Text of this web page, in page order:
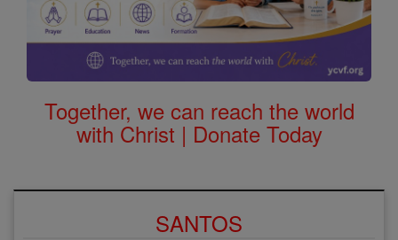
Together, we can reach the world
with Christ | Donate Today
SANTOS